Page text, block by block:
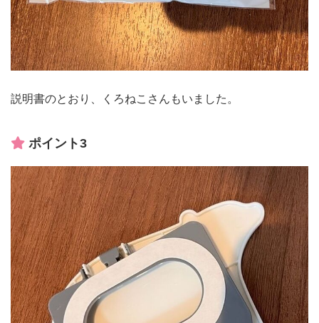
説明書のとおり、くろねこさんもいました。
ポイント3